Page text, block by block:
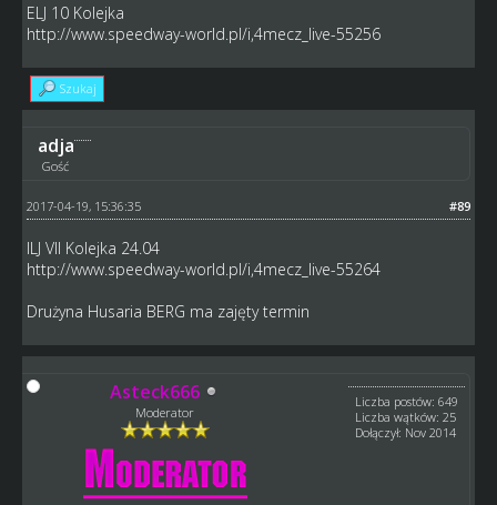
ELJ 10 Kolejka
http://www.speedway-world.pl/i,4mecz_live-55256
Szukaj
adja
Gość
#89
2017-04-19, 15:36:35
ILJ VII Kolejka 24.04
http://www.speedway-world.pl/i,4mecz_live-55264
Drużyna Husaria BERG ma zajęty termin
Asteck666
Moderator
Liczba postów: 649
Liczba wątków: 25
Dołączył: Nov 2014